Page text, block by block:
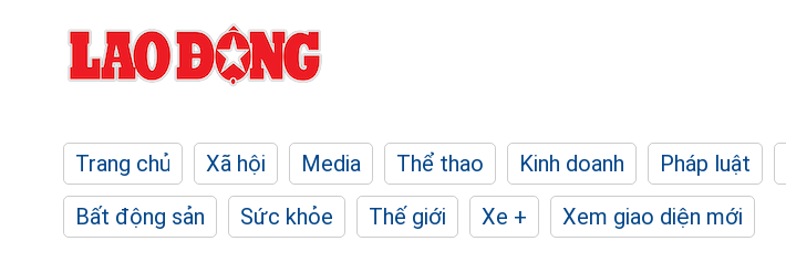
Trang chủ Xã hội Media Thể thao Kinh doanh Pháp luật
Bất động sản
Sức khỏe Thế giới Xe + Xem giao diện mới